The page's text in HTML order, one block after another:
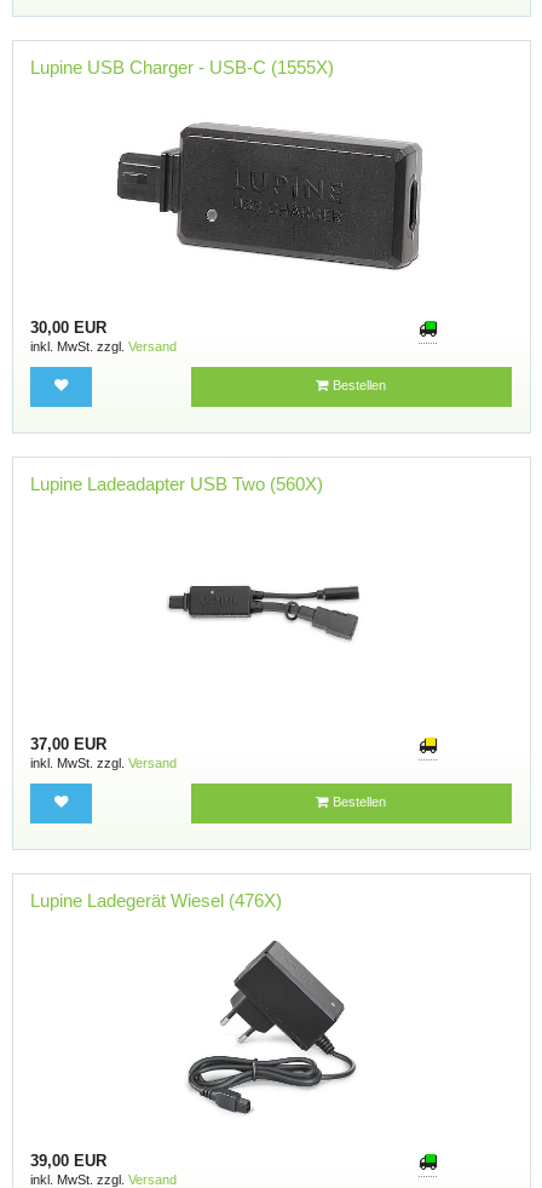
Lupine USB Charger - USB-C (1555X)
30,00 EUR
inkl. MwSt. zzgl. Versand
Bestellen
Lupine Ladeadapter USB Two (560X)
37,00 EUR
inkl. MwSt. zzgl. Versand
Bestellen
Lupine Ladegerät Wiesel (476X)
39,00 EUR
inkl. MwSt. zzgl. Versand